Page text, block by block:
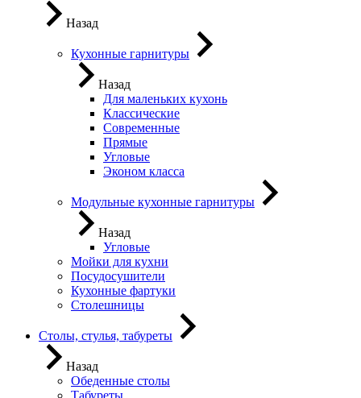
Назад
Кухонные гарнитуры
Назад
Для маленьких кухонь
Классические
Современные
Прямые
Угловые
Эконом класса
Модульные кухонные гарнитуры
Назад
Угловые
Мойки для кухни
Посудосушители
Кухонные фартуки
Столешницы
Столы, стулья, табуреты
Назад
Обеденные столы
Табуреты